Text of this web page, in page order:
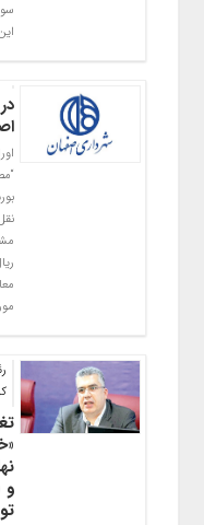
و